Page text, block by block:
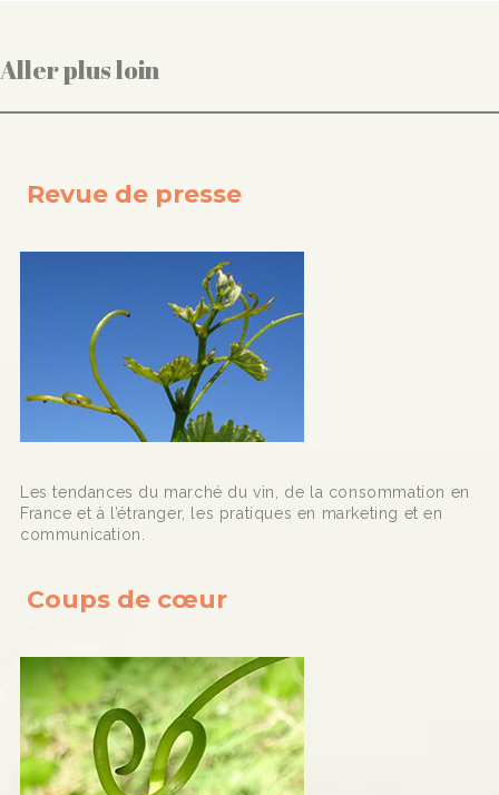
Aller plus loin
Revue de presse
Les tendances du marché du vin, de la consommation en
France et à l’étranger, les pratiques en marketing et en
communication.
Coups de cœur